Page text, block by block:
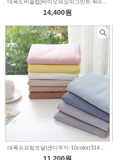
14,400원